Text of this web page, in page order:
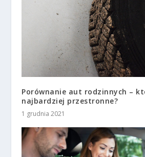
Porównanie aut rodzinnych –
najbardziej przestronne?
1 grudnia 2021